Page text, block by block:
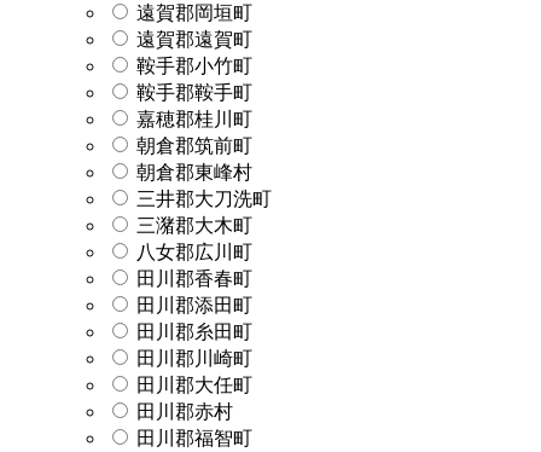
遠賀郡岡垣町
遠賀郡遠賀町
鞍手郡小竹町
鞍手郡鞍手町
嘉穂郡桂川町
朝倉郡筑前町
朝倉郡東峰村
三井郡大刀洗町
三潴郡大木町
八女郡広川町
田川郡香春町
田川郡添田町
田川郡糸田町
田川郡川崎町
田川郡大任町
田川郡赤村
田川郡福智町